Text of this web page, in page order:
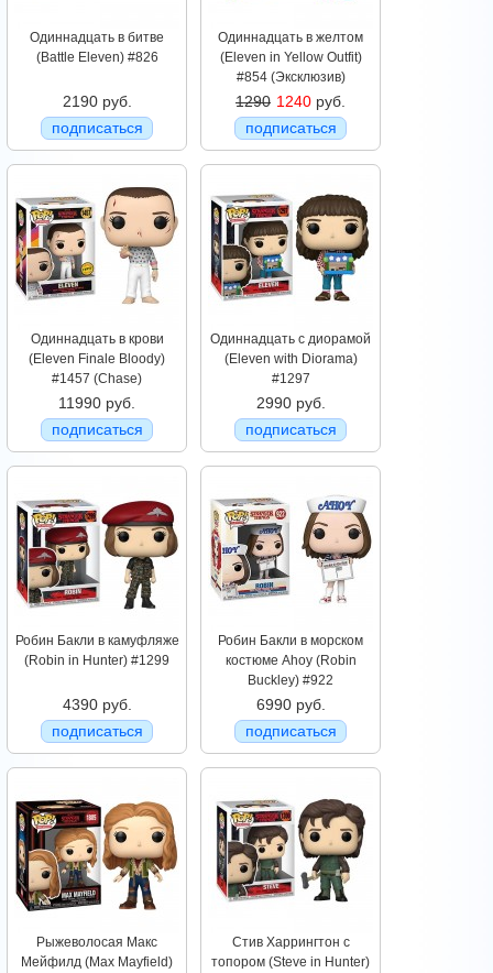
Одиннадцать в битве
(Battle Eleven) #826
2190 руб.
подписаться
Одиннадцать в желтом
(Eleven in Yellow Outfit)
#854 (Эксклюзив)
1290 1240 руб.
подписаться
Одиннадцать в крови
(Eleven Finale Bloody)
#1457 (Chase)
11990 руб.
подписаться
Одиннадцать с диорамой
(Eleven with Diorama)
#1297
2990 руб.
подписаться
Робин Бакли в камуфляже
(Robin in Hunter) #1299
4390 руб.
подписаться
Робин Бакли в морском
костюме Ahoy (Robin
Buckley) #922
6990 руб.
подписаться
Рыжеволосая Макс
Мейфилд (Max Mayfield)
Стив Харрингтон с
топором (Steve in Hunter)